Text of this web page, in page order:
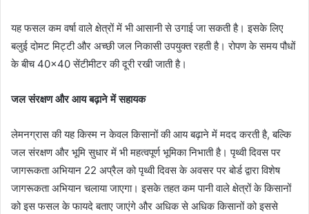
यह फसल कम वर्षा वाले क्षेत्रों में भी आसानी से उगाई जा सकती है। इसके लिए
बलुई दोमट मिट्टी और अच्छी जल निकासी उपयुक्त रहती है। रोपण के समय पौधों
के बीच 40×40 सेंटीमीटर की दूरी रखी जाती है।
जल संरक्षण और आय बढ़ाने में सहायक
लेमनग्रास की यह किस्म न केवल किसानों की आय बढ़ाने में मदद करती है, बल्कि
जल संरक्षण और भूमि सुधार में भी महत्वपूर्ण भूमिका निभाती है। पृथ्वी दिवस पर
जागरूकता अभियान 22 अप्रैल को पृथ्वी दिवस के अवसर पर बोर्ड द्वारा विशेष
जागरूकता अभियान चलाया जाएगा। इसके तहत कम पानी वाले क्षेत्रों के किसानों
को इस फसल के फायदे बताए जाएंगे और अधिक से अधिक किसानों को इससे